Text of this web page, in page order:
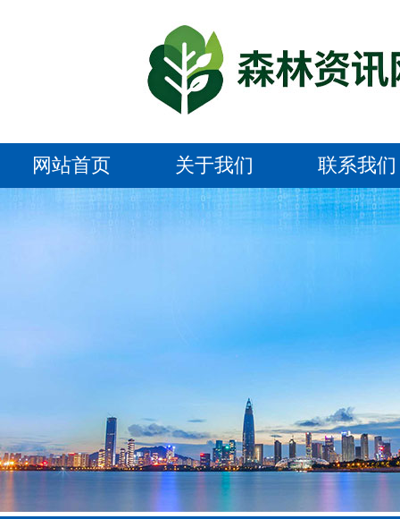
网站首页 关于我们 联系我们